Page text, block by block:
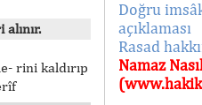
rini kaldırıp
Doğru
açıklaması
Rasad
Namaz